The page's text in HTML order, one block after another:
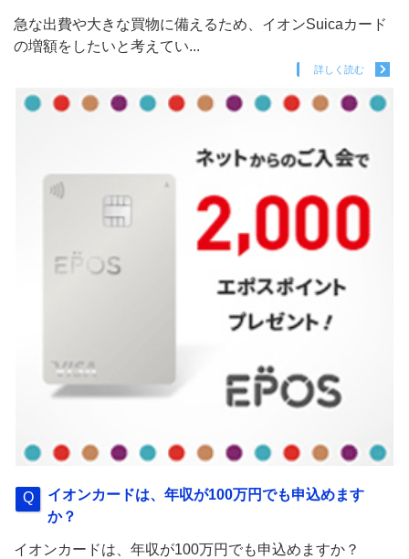
急な出費や大きな買物に備えるため、イオンSuicaカード
の増額をしたいと考えてい...
詳しく読む
イオンカードは、年収が100万円でも申込めます
か？
イオンカードは、年収が100万円でも申込めますか？